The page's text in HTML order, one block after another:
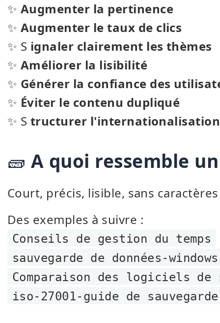
✨ Augmenter la pertinence
✨ Augmenter le taux de clics
✨ S ignaler clairement les thèmes
✨ Améliorer la lisibilité
✨ Générer la confiance des
✨ Éviter le contenu dupliqué
✨ S tructurer l'internationalisation
🧱 A quoi ressemble
Court, précis, lisible, sans
Des exemples à suivre :
Conseils de gestion du temps
sauvegarde de données-
Comparaison des logiciels de
iso-27001-guide de sauvegarde